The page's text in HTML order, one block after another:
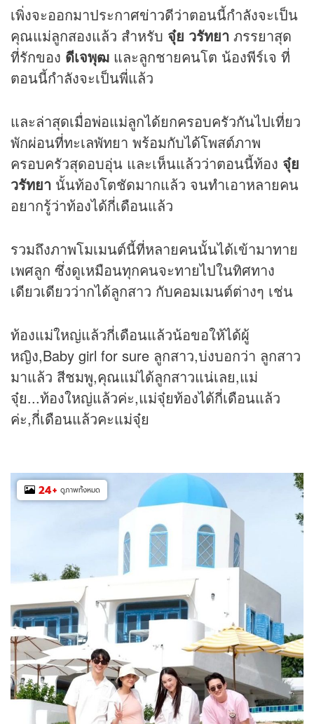
เพิ่งจะออกมาประกาศข่าวดีว่าตอนนี้กำลังจะเป็น
คุณแม่ลูกสองแล้ว สำหรับ จุ๋ย วรัทยา ภรรยาสุด
ที่รักของ ดีเจพุฒ และลูกชายคนโต น้องพีร์เจ ที่
ตอนนี้กำลังจะเป็นพี่แล้ว
และล่าสุดเมื่อพ่อแม่ลูกได้ยกครอบครัวกันไปเที่ยว
พักผ่อนที่ทะเลพัทยา พร้อมกับได้โพสต์ภาพ
ครอบครัวสุดอบอุ่น และเห็นแล้วว่าตอนนี้ท้อง จุ๋ย
วรัทยา นั้นท้องโตชัดมากแล้ว จนทำเอาหลายคน
อยากรู้ว่าท้องได้กี่เดือนแล้ว
รวมถึงภาพโมเมนต์นี้ที่หลายคนนั้นได้เข้ามาทาย
เพศลูก ซึ่งดูเหมือนทุกคนจะทายไปในทิศทาง
เดียวเดียวว่ากได้ลูกสาว กับคอมเมนต์ต่างๆ เช่น
ท้องแม่ใหญ่แล้วกี่เดือนแล้วน้อขอให้ได้ผู้
หญิง,Baby girl for sure ลูกสาว,บ่งบอกว่า ลูกสาว
มาแล้ว สีชมพู,คุณแม่ได้ลูกสาวแน่เลย,แม่
จุ๋ย...ท้องใหญ่แล้วค่ะ,แม่จุ๋ยท้องได้กี่เดือนแล้ว
ค่ะ,กี่เดือนแล้วคะแม่จุ๋ย
24+ ดูภาพทั้งหมด